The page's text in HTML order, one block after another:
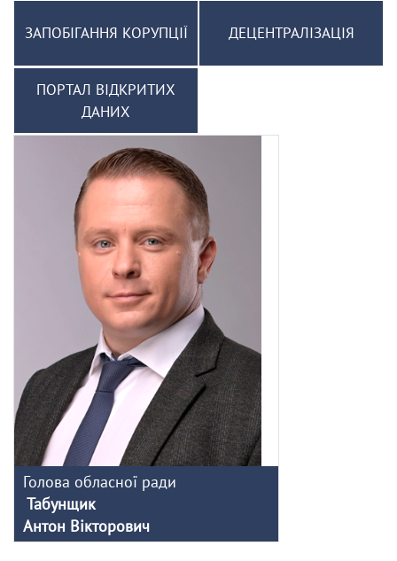
ЗАПОБІГАННЯ КОРУПЦІЇ ДЕЦЕНТРАЛІЗАЦІЯ
ПОРТАЛ ВІДКРИТИХ
ДАНИХ
Голова обласної ради
Табунщик
Антон Вікторович